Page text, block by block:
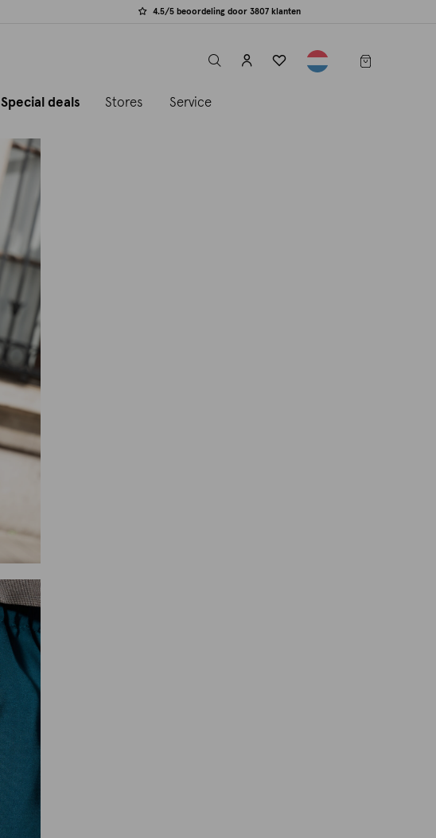
4.5/5 beoordeling door 3807 klanten
label.header.toggle
Special deals Stores Service